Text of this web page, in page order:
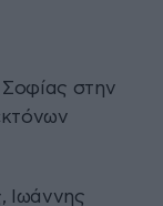
Σοφίας στην
Ιωάννης